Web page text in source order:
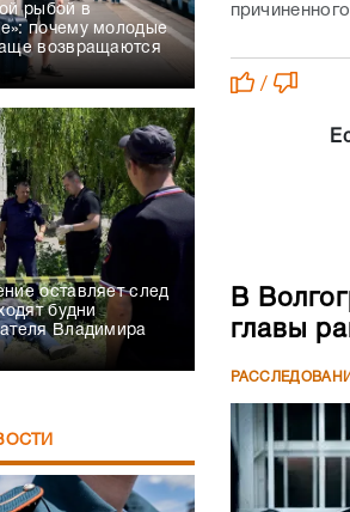
рыбой в
почему молодые
возвращаются
оставляет след
будни
Владимира
/
В
главы